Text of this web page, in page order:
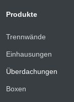
Produkte
Trennwände
Einhausungen
Überdachungen
Boxen